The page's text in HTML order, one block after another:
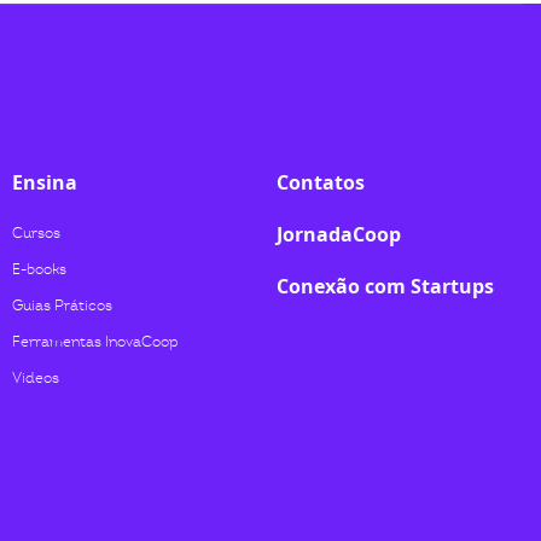
Ensina
Cursos
E-books
Guias Práticos
Ferramentas InovaCoop
Videos
Contatos
JornadaCoop
Conexão com Startups